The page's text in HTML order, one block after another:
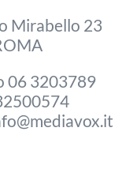
Mirabello 23
06 3203789